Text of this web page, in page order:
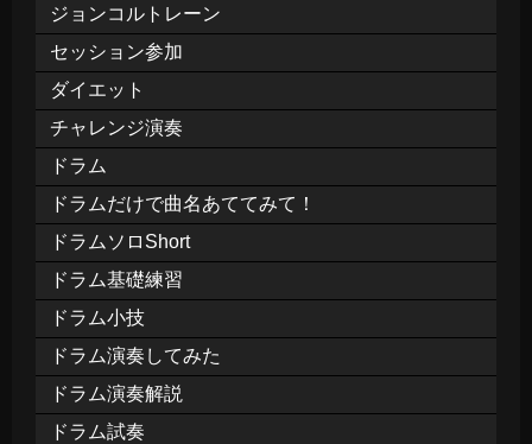
ジョンコルトレーン
セッション参加
ダイエット
チャレンジ演奏
ドラム
ドラムだけで曲名あててみて！
ドラムソロShort
ドラム基礎練習
ドラム小技
ドラム演奏してみた
ドラム演奏解説
ドラム試奏